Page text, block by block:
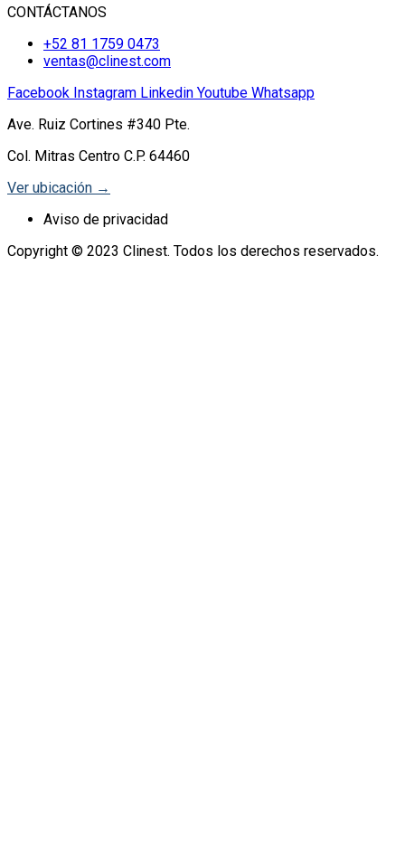
CONTÁCTANOS
+52 81 1759 0473
ventas@clinest.com
Facebook Instagram Linkedin Youtube Whatsapp
Ave. Ruiz Cortines #340 Pte.
Col. Mitras Centro C.P. 64460
Ver ubicación →
Aviso de privacidad
Copyright © 2023 Clinest. Todos los derechos reservados.